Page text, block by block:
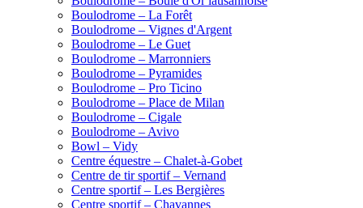
Boulodrome – La Forêt
Boulodrome – Vignes d'Argent
Boulodrome – Le Guet
Boulodrome – Marronniers
Boulodrome – Pyramides
Boulodrome – Pro Ticino
Boulodrome – Place de Milan
Boulodrome – Cigale
Boulodrome – Avivo
Bowl – Vidy
Centre équestre – Chalet-à-Gobet
Centre de tir sportif – Vernand
Centre sportif – Les Bergières
Centre sportif – Chavannes